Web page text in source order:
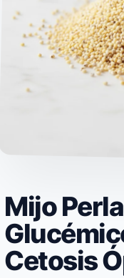
Mijo
Cetosis